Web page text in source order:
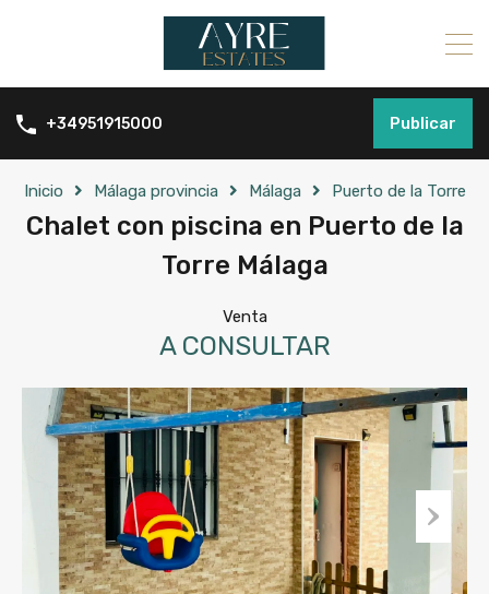
+34951915000 Publicar
Inicio Málaga provincia Málaga Puerto de la Torre
Chalet con piscina en Puerto de la
Torre Málaga
Venta
A CONSULTAR